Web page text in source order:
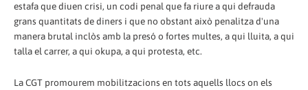
estafa que diuen crisi, un codi penal que fa riure a qui defrauda
grans quantitats de diners i que no obstant això penalitza d'una
manera brutal inclòs amb la presó o fortes multes, a qui lluita, a qui
talla el carrer, a qui okupa, a qui protesta, etc.
La CGT promourem mobilitzacions en tots aquells llocs on els